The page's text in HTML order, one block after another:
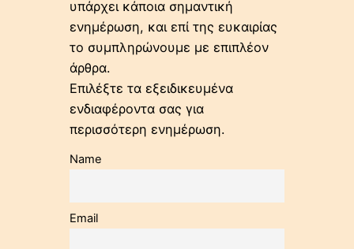
υπάρχει κάποια σημαντική
ενημέρωση, και επί της ευκαιρίας
το συμπληρώνουμε με επιπλέον
άρθρα.
Επιλέξτε τα εξειδικευμένα
ενδιαφέροντα σας για
περισσότερη ενημέρωση.
Name
Email